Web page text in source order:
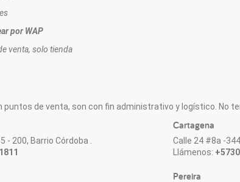
por WAP
venta, solo tienda
puntos de venta, son con fin administrativo y logístico. No
- 200, Barrio Córdoba .
Cartagena
Calle 24 #8a -344
Llámenos:
Pereira